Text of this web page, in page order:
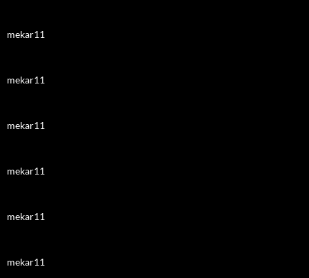
mekar11
mekar11
mekar11
mekar11
mekar11
mekar11